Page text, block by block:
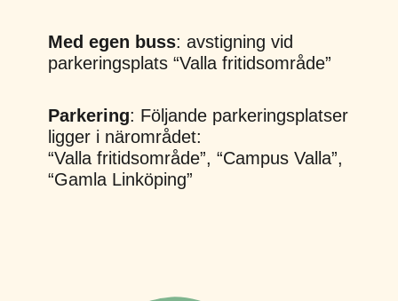
Med egen buss: avstigning vid
parkeringsplats “Valla fritidsområde”
Parkering: Följande parkeringsplatser
ligger i närområdet:
“Valla fritidsområde”, “Campus Valla”,
“Gamla Linköping”